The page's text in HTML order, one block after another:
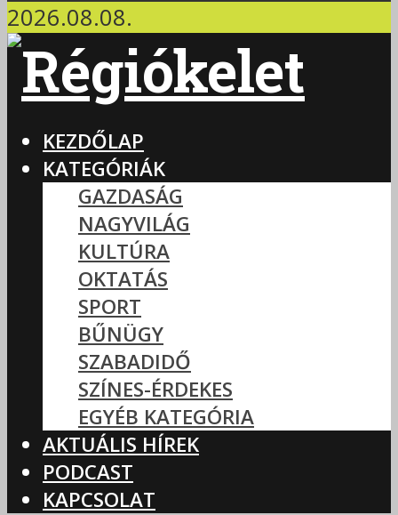
2026.08.08.
KEZDŐLAP
KATEGÓRIÁK
GAZDASÁG
NAGYVILÁG
KULTÚRA
OKTATÁS
SPORT
BŰNÜGY
SZABADIDŐ
SZÍNES-ÉRDEKES
EGYÉB KATEGÓRIA
AKTUÁLIS HÍREK
PODCAST
KAPCSOLAT